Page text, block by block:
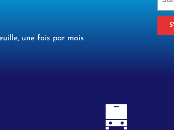
une fois par mois